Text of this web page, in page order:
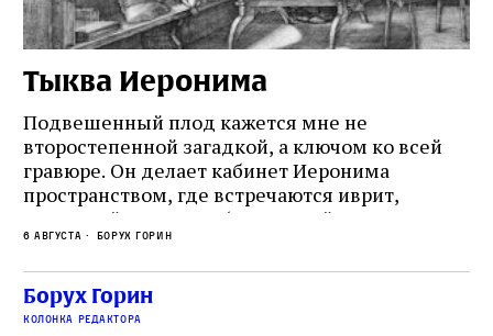
Тыква Иеронима
Подвешенный плод кажется мне не
второстепенной загадкой, а ключом ко всей
гравюре. Он делает кабинет Иеронима
пространством, где встречаются иврит,
греческий и латынь; буквальный смысл и
церковная традиция; филологическая
точность и понятность; переводчик,
убеждённый в необходимости исправления, и
читатель, воспринимающий исправление как
6 августа Борух Горин
Борух Горин
колонка редактора